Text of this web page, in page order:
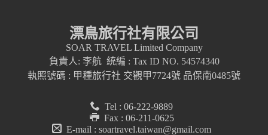
漂鳥旅行社有限公司
SOAR TRAVEL Limited Company
負責人: 李航 統編 : Tax ID NO. 54574340
執照號碼 : 甲種旅行社 交觀甲7724號 品保南0485號
Tel : 06-222-9889
Fax : 06-211-0625
E-mail : soartravel.taiwan@gmail.com